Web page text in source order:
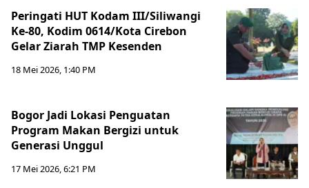
Peringati HUT Kodam III/Siliwangi
Ke-80, Kodim 0614/Kota Cirebon
Gelar Ziarah TMP Kesenden
18 Mei 2026, 1:40 PM
Bogor Jadi Lokasi Penguatan
Program Makan Bergizi untuk
Generasi Unggul
17 Mei 2026, 6:21 PM